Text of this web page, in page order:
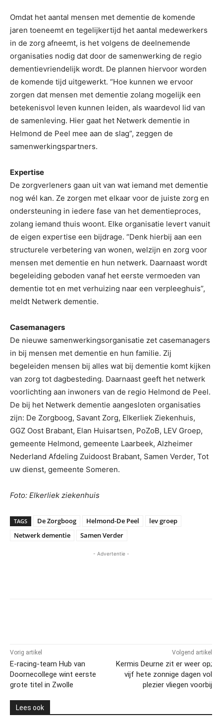
Omdat het aantal mensen met dementie de komende
jaren toeneemt en tegelijkertijd het aantal medewerkers
in de zorg afneemt, is het volgens de deelnemende
organisaties nodig dat door de samenwerking de regio
dementievriendelijk wordt. De plannen hiervoor worden
de komende tijd uitgewerkt. “Hoe kunnen we ervoor
zorgen dat mensen met dementie zolang mogelijk een
betekenisvol leven kunnen leiden, als waardevol lid van
de samenleving. Hier gaat het Netwerk dementie in
Helmond de Peel mee aan de slag”, zeggen de
samenwerkingspartners.
Expertise
De zorgverleners gaan uit van wat iemand met dementie
nog wél kan. Ze zorgen met elkaar voor de juiste zorg en
ondersteuning in iedere fase van het dementieproces,
zolang iemand thuis woont. Elke organisatie levert vanuit
de eigen expertise een bijdrage. “Denk hierbij aan een
structurele verbetering van wonen, welzijn en zorg voor
mensen met dementie en hun netwerk. Daarnaast wordt
begeleiding geboden vanaf het eerste vermoeden van
dementie tot en met verhuizing naar een verpleeghuis”,
meldt Netwerk dementie.
Casemanagers
De nieuwe samenwerkingsorganisatie zet casemanagers
in bij mensen met dementie en hun familie. Zij
begeleiden mensen bij alles wat bij dementie komt kijken
van zorg tot dagbesteding. Daarnaast geeft het netwerk
voorlichting aan inwoners van de regio Helmond de Peel.
De bij het Netwerk dementie aangesloten organisaties
zijn: De Zorgboog, Savant Zorg, Elkerliek Ziekenhuis,
GGZ Oost Brabant, Elan Huisartsen, PoZoB, LEV Groep,
gemeente Helmond, gemeente Laarbeek, Alzheimer
Nederland Afdeling Zuidoost Brabant, Samen Verder, Tot
uw dienst, gemeente Someren.
Foto: Elkerliek ziekenhuis
TAGS De Zorgboog Helmond-De Peel
lev groep
Netwerk dementie
Samen Verder
- Advertentie -
Vorig artikel
E-racing-team Hub van
Doornecollege wint eerste
grote titel in Zwolle
Volgend artikel
Kermis Deurne zit er weer op;
vijf hete zonnige dagen vol
plezier vliegen voorbij
Lees ook